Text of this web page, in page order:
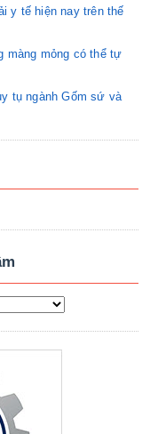
y tế hiện nay trên thế
màng mỏng có thể tự
tụ ngành Gốm sứ và